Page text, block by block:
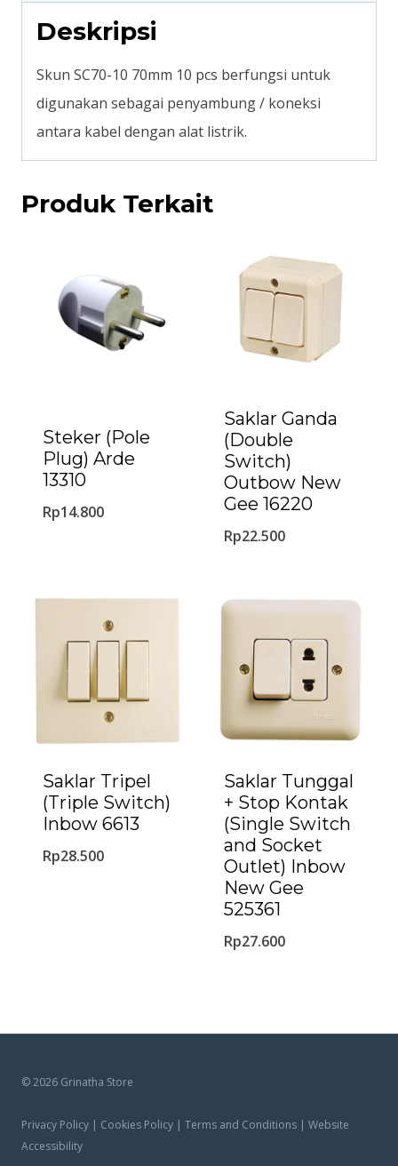
Deskripsi
Skun SC70-10 70mm 10 pcs berfungsi untuk
digunakan sebagai penyambung / koneksi
antara kabel dengan alat listrik.
Produk Terkait
Steker (Pole
Plug) Arde
13310
Rp14.800
Saklar Ganda
(Double
Switch)
Outbow New
Gee 16220
Rp22.500
Saklar Tripel
(Triple Switch)
Inbow 6613
Rp28.500
Saklar Tunggal
+ Stop Kontak
(Single Switch
and Socket
Outlet) Inbow
New Gee
525361
Rp27.600
© 2026 Grinatha Store
Privacy Policy | Cookies Policy | Terms and Conditions | Website
Accessibility